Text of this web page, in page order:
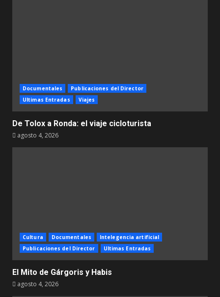
Documentales
Publicaciones del Director
Ultimas Entradas
Viajes
De Tolox a Ronda: el viaje cicloturista
agosto 4, 2026
Cultura Documentales
Intelegencia artificial
Publicaciones del Director
Ultimas Entradas
El Mito de Gárgoris y Habis
agosto 4, 2026